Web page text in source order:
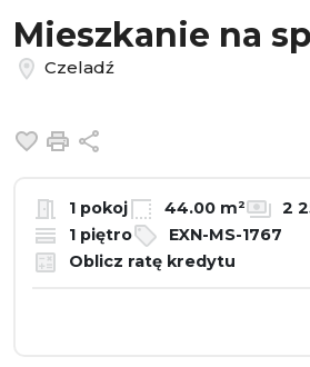
Mieszkanie na
Czeladź
Dodaj do ulubionych
Drukuj
1 pokoj 44.00 m² 2
1 piętro
EXN-MS-1767
Oblicz ratę kredytu